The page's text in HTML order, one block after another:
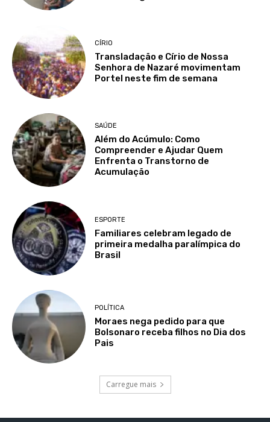
CÍRIO
Transladação e Círio de Nossa
Senhora de Nazaré movimentam
Portel neste fim de semana
SAÚDE
Além do Acúmulo: Como
Compreender e Ajudar Quem
Enfrenta o Transtorno de
Acumulação
ESPORTE
Familiares celebram legado de
primeira medalha paralímpica do
Brasil
POLÍTICA
Moraes nega pedido para que
Bolsonaro receba filhos no Dia dos
Pais
Carregue mais